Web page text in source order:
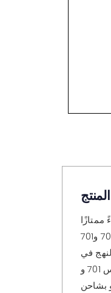
ممتازًا
واقتصادًا في استهلاك الوقود لمجموعة واسعة من أنواع المحركات، وظروف التشغيل القاسية، وجودة الوقود. يحتوي زيت موبيل بيغاسوس 701 و701 SAE 30 على مُشتتات
في
التركيب فعالًا للغاية في التحكم في ترسبات الكربون والرماد في محركات الغاز. تساعد المُشتتات الخالية من الرماد في زيت موبيل بيغاسوس 701 وSAE 30 على منع تكوّن
بشاحن